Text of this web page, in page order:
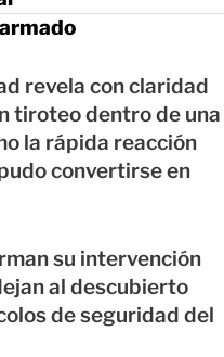
revela con claridad
tiroteo dentro de una
la rápida reacción
convertirse en
su intervención
al descubierto
de seguridad del